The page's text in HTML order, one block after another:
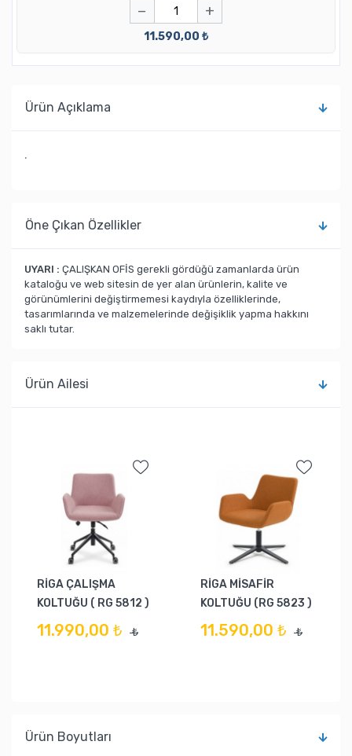
− +
11.590,00 ₺
Ürün Açıklama
.
Öne Çıkan Özellikler
UYARI : ÇALIŞKAN OFİS gerekli gördüğü zamanlarda ürün
kataloğu ve web sitesin de yer alan ürünlerin, kalite ve
görünümlerini değiştirmemesi kaydıyla özelliklerinde,
tasarımlarında ve malzemelerinde değişiklik yapma hakkını
saklı tutar.
Ürün Ailesi
RİGA ÇALIŞMA
KOLTUĞU ( RG 5812 )
11.990,00 ₺ ₺
RİGA MİSAFİR
KOLTUĞU (RG 5823 )
11.590,00 ₺ ₺
Ürün Boyutları